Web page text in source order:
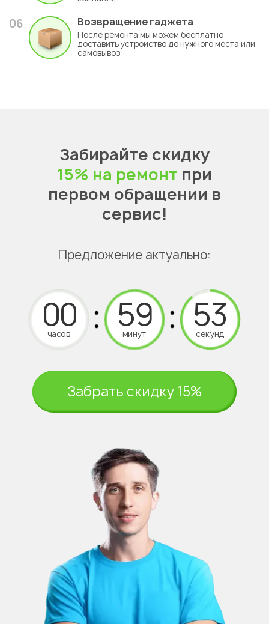
06 Возвращение гаджета
После ремонта мы можем бесплатно
доставить устройство до нужного места или
самовывоз
Забирайте скидку
15% на ремонт при
первом обращении в
сервис!
Предложение актуально:
часов минут секунд
Забрать скидку 15%